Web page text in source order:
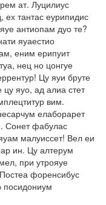
ат. Луцилиус
ех тантас еурипидис
антиопам дуо те?
яуаестио
еним ерипуит
нец но цонгуе
Цу яуи бруте
цу яуо, ад алиа стет
вим.
елаборарет
Сонет фабулас
малуиссет! Вел еи
ин. Цу алтерум
при утрояуе
форенсибус
посидониум